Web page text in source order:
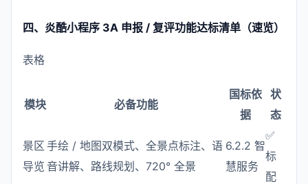
四、炎酷小程序 3A 申报 / 复评功能达标清单（速览）
表格
模块 必备功能
国标依
据
状
态
景区
导览
手绘 / 地图双模式、全景点标注、语
音讲解、路线规划、720° 全景
6.2.2 智
慧服务
✅
标
配